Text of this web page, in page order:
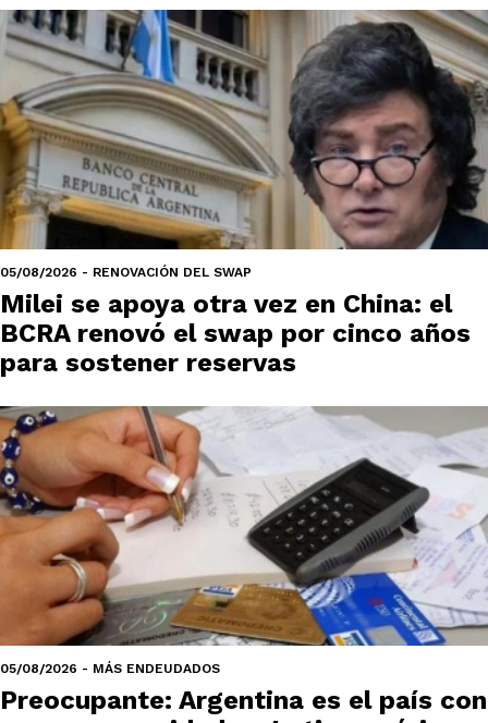
05/08/2026 - RENOVACIÓN DEL SWAP
Milei se apoya otra vez en China: el
BCRA renovó el swap por cinco años
para sostener reservas
05/08/2026 - MÁS ENDEUDADOS
Preocupante: Argentina es el país con